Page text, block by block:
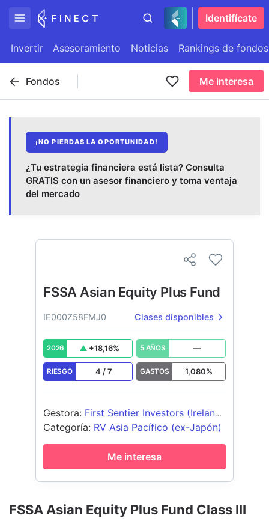
Identifícate
Invertir Asesoramiento Noticias Rankings de fondos
Fondos Me interesa
¡NO PIERDAS LA OPORTUNIDAD!
¿Tu estrategia financiera está lista? Consulta
GRATIS con un asesor financiero y toma ventaja
del mercado
FSSA Asian Equity Plus Fund Class III
FSSA Asian Equity Plus Fund
IE000Z58FMJ0 Clases disponibles
2026 +18,16% 5 AÑOS —
RIESGO 4 /7 GASTOS 1,080%
Gestora: First Sentier Investors (Ireland)
Limited
Categoría: RV Asia Pacífico (ex-Japón)
Me interesa